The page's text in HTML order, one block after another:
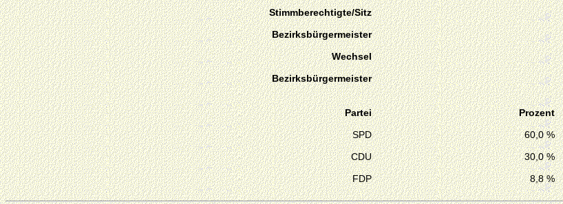
Stimmberechtigte/Sitz
Bezirksbürgermeister
Wechsel
Bezirksbürgermeister
Partei Prozent
SPD
60,0 %
CDU
30,0 %
FDP
8,8 %